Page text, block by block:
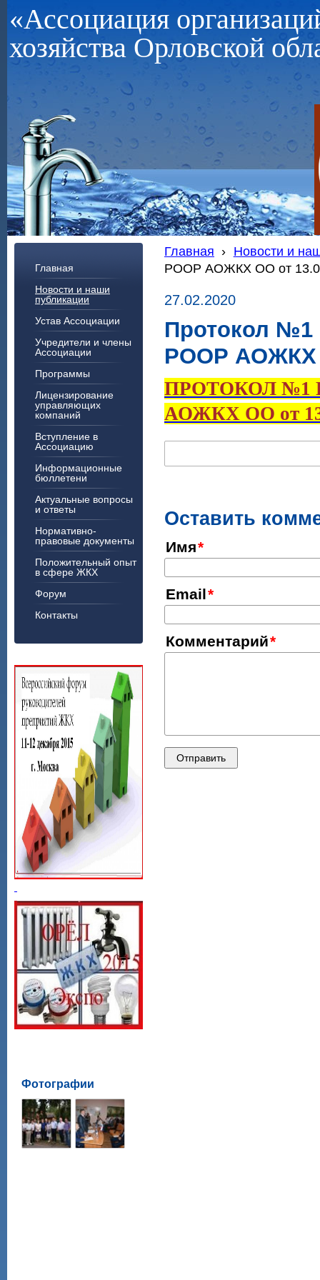
«Ассоциация
хозяйства Орловской
Главная
Новости и наши
публикации
Устав Ассоциации
Учредители и члены
Ассоциации
Программы
Лицензирование
управляющих
компаний
Вступление в
Ассоциацию
Информационные
бюллетени
Актуальные вопросы
и ответы
Нормативно-
правовые документы
Положительный опыт
в сфере ЖКХ
Форум
Контакты
Фотографии
Главная › Новости и
РООР АОЖКХ ОО от
27.02.2020
Протокол №1
РООР АОЖКХ
ПРОТОКОЛ №1
АОЖКХ ОО от
Оставить
Имя
Email
Комментарий